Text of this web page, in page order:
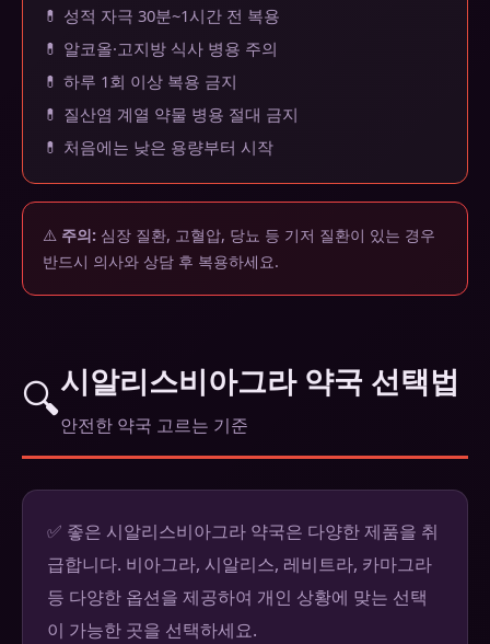
💊 성적 자극 30분~1시간 전 복용
💊 알코올·고지방 식사 병용 주의
💊 하루 1회 이상 복용 금지
💊 질산염 계열 약물 병용 절대 금지
💊 처음에는 낮은 용량부터 시작
⚠️ 주의: 심장 질환, 고혈압, 당뇨 등 기저 질환이 있는 경우
반드시 의사와 상담 후 복용하세요.
🔍시알리스비아그라 약국 선택법
안전한 약국 고르는 기준
✅ 좋은 시알리스비아그라 약국은 다양한 제품을 취
급합니다. 비아그라, 시알리스, 레비트라, 카마그라
등 다양한 옵션을 제공하여 개인 상황에 맞는 선택
이 가능한 곳을 선택하세요.